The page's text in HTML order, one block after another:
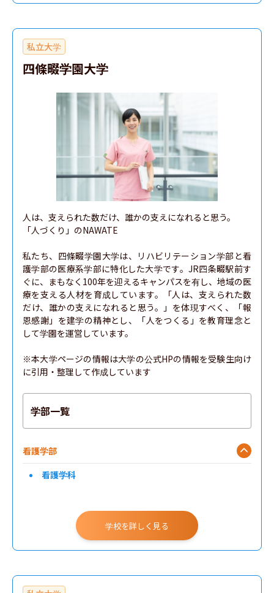
私立大学
四條畷学園大学
人は、支えられた数だけ、誰かの支えになれると思う。
「人づくり」のNAWATE
私たち、四條畷学園大学は、リハビリテーション学部と看
護学部の医療系学部に特化した大学です。JR四条畷駅前す
ぐに、まもなく100年を迎えるキャンパスを有し、地域の医
療を支える人材を育成しています。「人は、支えられた数
だけ、誰かの支えになれると思う。」を体現すべく、「報
恩感謝」を建学の精神とし、「人をつくる」を教育理念と
して学園を運営しています。
※本大学ページの情報は大学の公式HPの情報を受験生向け
に引用・整理して作成しています
学部一覧
看護学部
看護学科
学校を詳しく見る